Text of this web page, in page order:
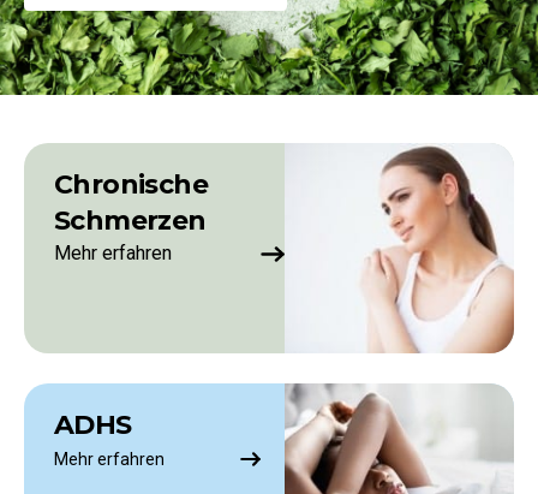
Chronische
Schmerzen
Mehr erfahren
ADHS
Mehr erfahren